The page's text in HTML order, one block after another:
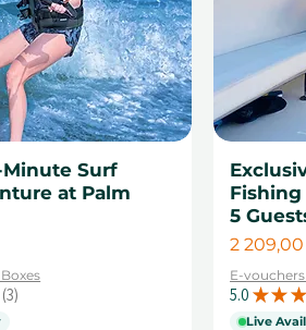
Surf
at Palm
3
3
5
Цена
2
E-
5.0 ★ ★ ★
Live